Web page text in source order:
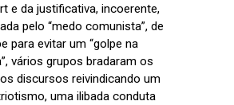
e da justificativa, incoerente,
pelo “medo comunista”, de
para evitar um “golpe na
vários grupos bradaram os
discursos reivindicando um
uma ilibada conduta